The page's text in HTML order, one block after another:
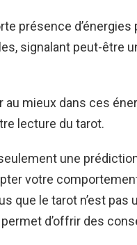
présence
signalant peut-être
au mieux dans ces
lecture du tarot.
une
votre
que le tarot n’est
d’offrir des